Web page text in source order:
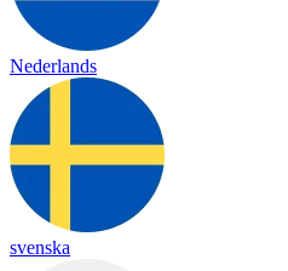
Nederlands
svenska